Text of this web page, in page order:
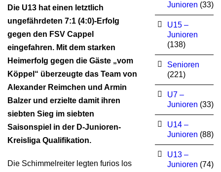
Die U13 hat einen letztlich
ungefährdeten 7:1 (4:0)-Erfolg
gegen den FSV Cappel
eingefahren. Mit dem starken
Heimerfolg gegen die Gäste „vom
Köppel“ überzeugte das Team von
Alexander Reimchen und Armin
Balzer und erzielte damit ihren
siebten Sieg im siebten
Saisonspiel in der D-Junioren-
Kreisliga Qualifikation.
Die Schimmelreiter legten furios los
Junioren (33)
U15 –
Junioren
(138)
Senioren
(221)
U7 –
Junioren (33)
U14 –
Junioren (88)
U13 –
Junioren (74)